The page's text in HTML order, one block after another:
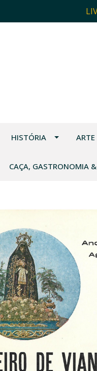
HISTÓRIA ARTE
CAÇA, GASTRONOMIA